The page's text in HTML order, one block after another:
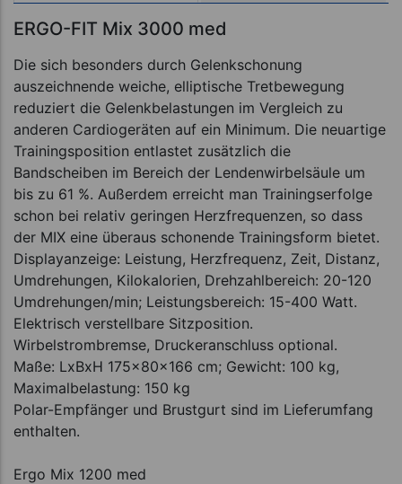
ERGO-FIT Mix 3000 med
Die sich besonders durch Gelenkschonung
auszeichnende weiche, elliptische Tretbewegung
reduziert die Gelenkbelastungen im Vergleich zu
anderen Cardiogeräten auf ein Minimum. Die neuartige
Trainingsposition entlastet zusätzlich die
Bandscheiben im Bereich der Lendenwirbelsäule um
bis zu 61 %. Außerdem erreicht man Trainingserfolge
schon bei relativ geringen Herzfrequenzen, so dass
der MIX eine überaus schonende Trainingsform bietet.
Displayanzeige: Leistung, Herzfrequenz, Zeit, Distanz,
Umdrehungen, Kilokalorien, Drehzahlbereich: 20-120
Umdrehungen/min; Leistungsbereich: 15-400 Watt.
Elektrisch verstellbare Sitzposition.
Wirbelstrombremse, Druckeranschluss optional.
Maße: LxBxH 175x80x166 cm; Gewicht: 100 kg,
Maximalbelastung: 150 kg
Polar-Empfänger und Brustgurt sind im Lieferumfang
enthalten.
Ergo Mix 1200 med